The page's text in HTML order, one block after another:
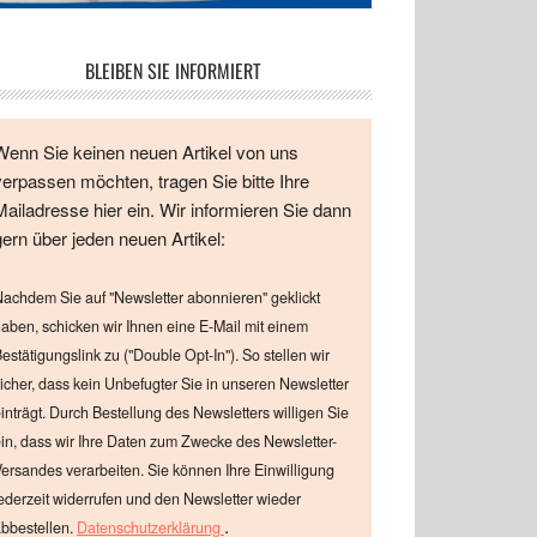
BLEIBEN SIE INFORMIERT
Sie keinen neuen Artikel von uns
möchten, tragen Sie bitte Ihre
hier ein. Wir informieren Sie dann
über jeden neuen Artikel:
Sie auf "Newsletter abonnieren" geklickt
schicken wir Ihnen eine E-Mail mit einem
zu ("Double Opt-In"). So stellen wir
dass kein Unbefugter Sie in unseren Newsletter
Durch Bestellung des Newsletters willigen Sie
dass wir Ihre Daten zum Zwecke des Newsletter-
verarbeiten. Sie können Ihre Einwilligung
widerrufen und den Newsletter wieder
Datenschutzerklärung .